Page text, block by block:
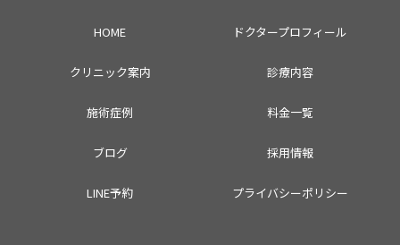
HOME ドクタープロフィール
クリニック案内 診療内容
施術症例 料金一覧
ブログ 採用情報
LINE予約 プライバシーポリシー